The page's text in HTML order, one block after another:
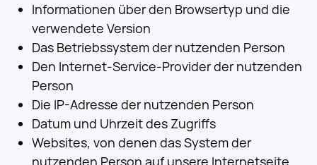
Informationen über den Browsertyp und die
verwendete Version
Das Betriebssystem der nutzenden Person
Den Internet-Service-Provider der nutzenden
Person
Die IP-Adresse der nutzenden Person
Datum und Uhrzeit des Zugriffs
Websites, von denen das System der
nutzenden Person auf unsere Internetseite